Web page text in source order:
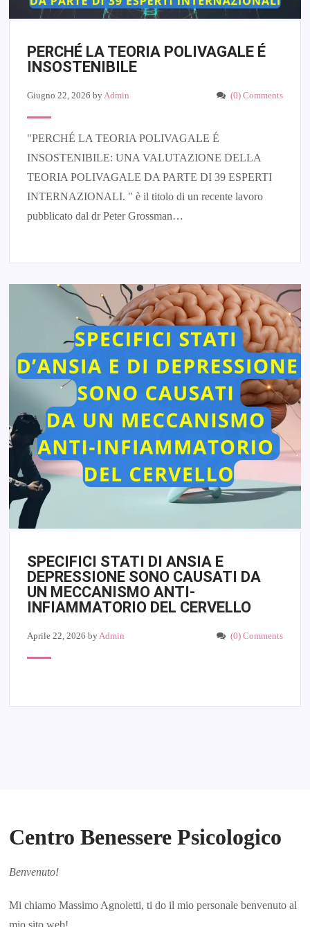
PERCHÉ LA TEORIA POLIVAGALE É
INSOSTENIBILE
Giugno 22, 2026 byAdmin (0) Comments
"PERCHÉ LA TEORIA POLIVAGALE É
INSOSTENIBILE: UNA VALUTAZIONE DELLA
TEORIA POLIVAGALE DA PARTE DI 39 ESPERTI
INTERNAZIONALI. " è il titolo di un recente lavoro
pubblicato dal dr Peter Grossman…
SPECIFICI STATI DI ANSIA E
DEPRESSIONE SONO CAUSATI DA
UN MECCANISMO ANTI-
INFIAMMATORIO DEL CERVELLO
Aprile 22, 2026 byAdmin (0) Comments
Centro Benessere Psicologico
Benvenuto!
Mi chiamo Massimo Agnoletti, ti do il mio personale benvenuto al